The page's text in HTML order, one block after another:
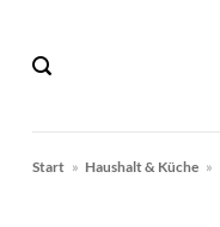
springen
Start » Haushalt & Küche »